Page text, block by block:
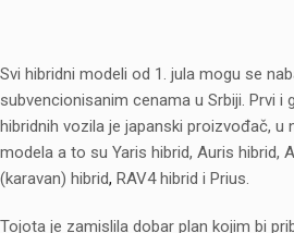
Svi hibridni modeli od 1. jula mogu se
subvencionisanim cenama u Srbiji. Prvi
hibridnih vozila je japanski proizvođač, u
modela a to su Yaris hibrid, Auris hibrid,
(karavan) hibrid, RAV4 hibrid i Prius.
Tojota je zamislila dobar plan kojim bi